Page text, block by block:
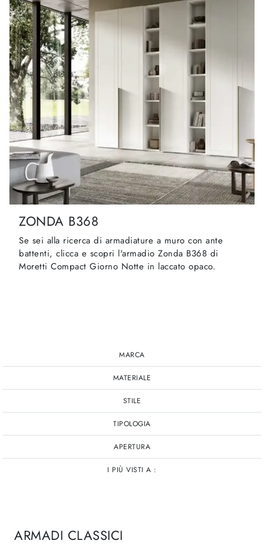
MARCA
MATERIALE
STILE
TIPOLOGIA
APERTURA
I PIÙ VISTI A :
ZONDA B368
Se sei alla ricerca di armadiature a muro con ante
battenti, clicca e scopri l'armadio Zonda B368 di
Moretti Compact Giorno Notte in laccato opaco.
ARMADI CLASSICI